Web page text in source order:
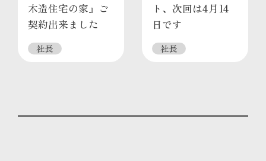
木造住宅の家』ご
契約出来ました
社長
ト、次回は4月14
日です
社長